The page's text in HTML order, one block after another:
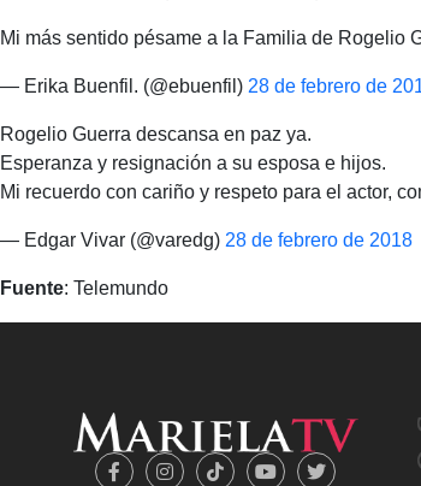
Mi más sentido pésame a la Familia de Rogelio
— Erika Buenfil. (@ebuenfil) 28 de febrero de
Rogelio Guerra descansa en paz ya.
Esperanza y resignación a su esposa e hijos.
Mi recuerdo con cariño y respeto para el actor,
— Edgar Vivar (@varedg) 28 de febrero de 2018
Fuente: Telemundo